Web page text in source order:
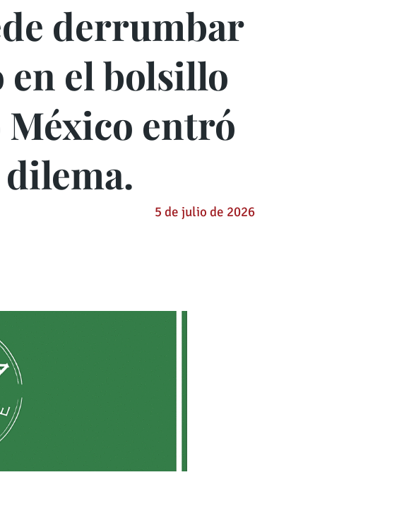
derrumbar
el bolsillo
México entró
dilema.
5 de julio de 2026